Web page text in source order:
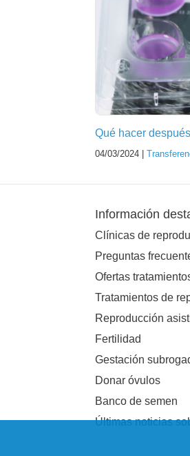
Qué hacer
04/03/2024 |
Información
Clínicas de
Preguntas
Ofertas
Tratamientos de
Reproducción
Fertilidad
Gestación
Donar óvulos
Banco de semen
Últimas noticias